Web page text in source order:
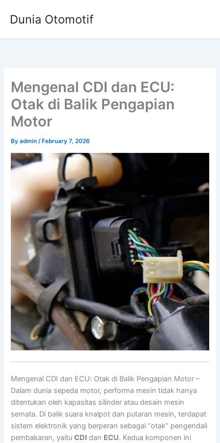
Dunia Otomotif
Mengenal CDI dan ECU:
Otak di Balik Pengapian
Motor
Byadmin/ February 7, 2026
Mengenal CDI dan ECU: Otak di Balik Pengapian Motor –
Dalam dunia sepeda motor, performa mesin tidak hanya
ditentukan oleh kapasitas silinder atau desain mesin
semata. Di balik suara knalpot dan putaran mesin, terdapat
sistem elektronik yang berperan sebagai “otak” pengendali
pembakaran, yaituCDI dan ECU. Kedua komponen ini